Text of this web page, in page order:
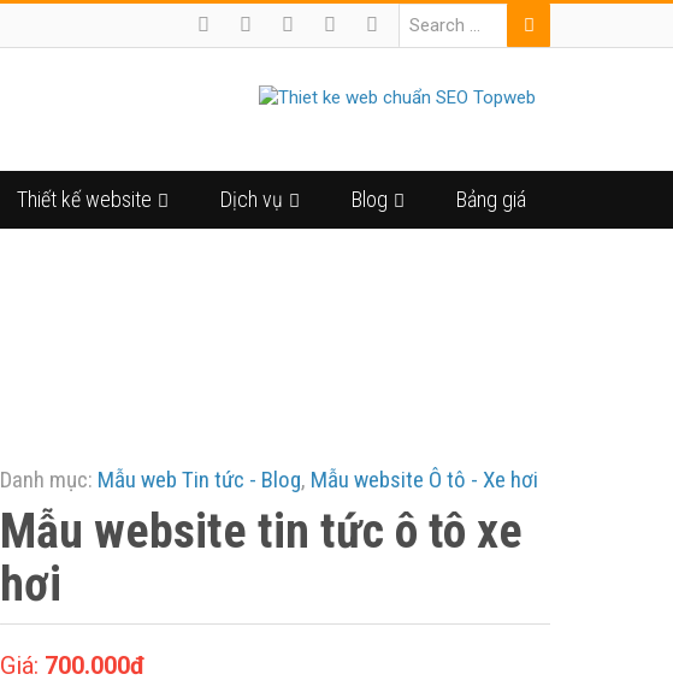
Thiết kế website Dịch vụ Blog Bảng giá
Danh mục: Mẫu web Tin tức - Blog, Mẫu website Ô tô - Xe hơi
Mẫu website tin tức ô tô xe
hơi
Giá: 700.000đ